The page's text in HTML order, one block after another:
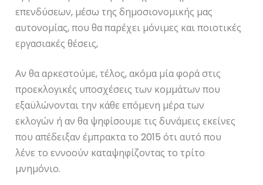
επενδύσεων, μέσω της δημοσιονομικής μας
αυτονομίας, που θα παρέχει μόνιμες και ποιοτικές
εργασιακές θέσεις,
Αν θα αρκεστούμε, τέλος, ακόμα μία φορά στις
προεκλογικές υποσχέσεις των κομμάτων που
εξαϋλώνονται την κάθε επόμενη μέρα των
εκλογών ή αν θα ψηφίσουμε τις δυνάμεις εκείνες
που απέδειξαν έμπρακτα το 2015 ότι αυτό που
λένε το εννοούν καταψηφίζοντας το τρίτο
μνημόνιο.